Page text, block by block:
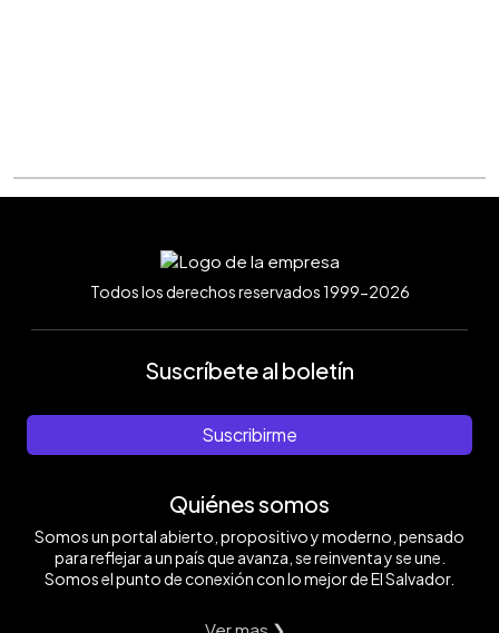
Todos los derechos reservados 1999-2026
Suscríbete al boletín
Suscribirme
Quiénes somos
Somos un portal abierto, propositivo y moderno, pensado
para reflejar a un país que avanza, se reinventa y se une.
Somos el punto de conexión con lo mejor de El Salvador.
Ver mas ❯